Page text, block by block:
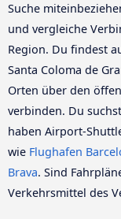
Suche
und vergleiche
Region. Du findest
Santa Coloma de
Orten über den
verbinden. Du
haben Airport-
wie Flughafen
Brava. Sind
Verkehrsmittel des